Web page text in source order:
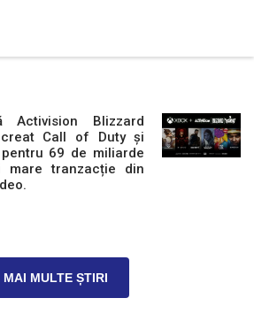
Activision Blizzard
Call of Duty și
69 de miliarde
tranzacție din
MAI MULTE ȘTIRI